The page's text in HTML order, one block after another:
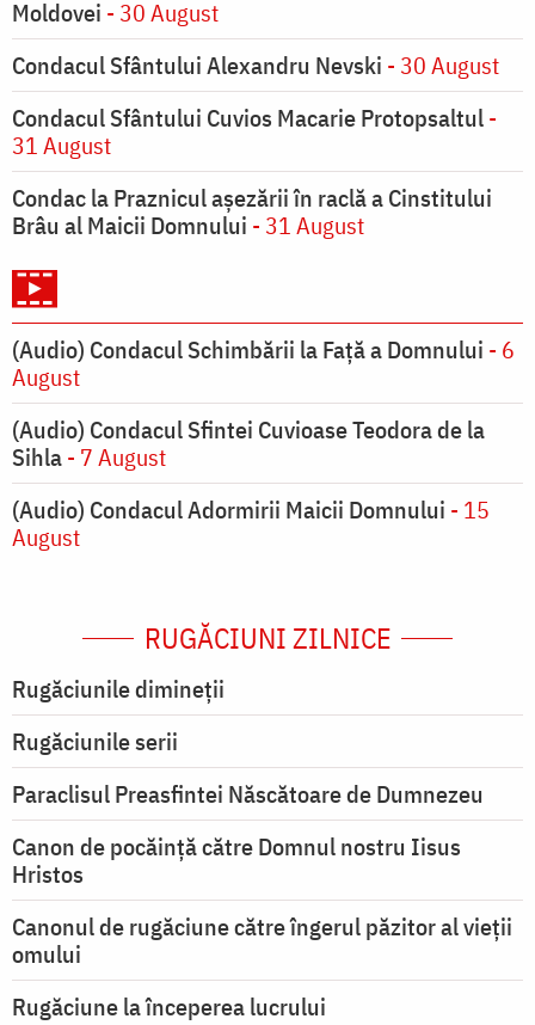
Moldovei - 30 August
Condacul Sfântului Alexandru Nevski - 30 August
Condacul Sfântului Cuvios Macarie Protopsaltul-
31 August
Condac la Praznicul aşezării în raclă a Cinstitului
Brâu al Maicii Domnului - 31 August
(Audio) Condacul Schimbării la Față a Domnului - 6
August
(Audio) Condacul Sfintei Cuvioase Teodora de la
Sihla- 7 August
(Audio) Condacul Adormirii Maicii Domnului - 15
August
RUGĂCIUNI ZILNICE
Rugăciunile dimineții
Rugăciunile serii
Paraclisul Preasfintei Născătoare de Dumnezeu
Canon de pocăință către Domnul nostru Iisus
Hristos
Canonul de rugăciune către îngerul păzitor al vieții
omului
Rugăciune la începerea lucrului